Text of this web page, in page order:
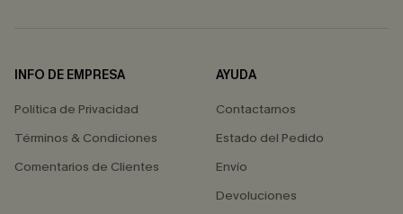
INFO DE EMPRESA
Política de Privacidad
Términos & Condiciones
Comentarios de Clientes
AYUDA
Contactarnos
Estado del Pedido
Envío
Devoluciones